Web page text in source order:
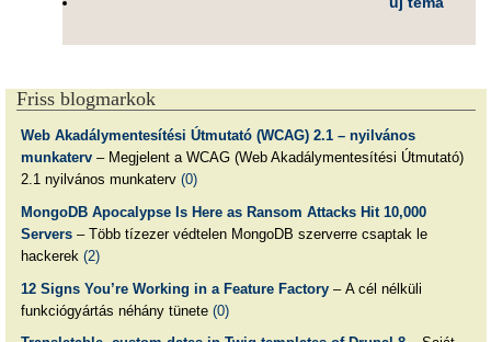
Friss blogmarkok
Web Akadálymentesítési Útmutató (WCAG) 2.1 – nyilvános
munkaterv– Megjelent a WCAG (Web Akadálymentesítési Útmutató)
2.1 nyilvános munkaterv (0)
MongoDB Apocalypse Is Here as Ransom Attacks Hit 10,000
Servers– Több tízezer védtelen MongoDB szerverre csaptak le
hackerek (2)
12 Signs You’re Working in a Feature Factory– A cél nélküli
funkciógyártás néhány tünete (0)